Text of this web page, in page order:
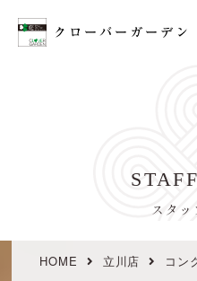
スタッ
HOME 立川店 コン